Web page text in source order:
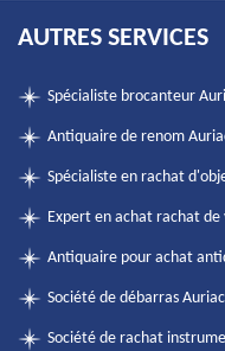
AUTRES SERVICES
Spécialiste brocanteur
Antiquaire de renom
Spécialiste en rachat
Expert en achat rachat
Antiquaire pour achat
Société de débarras
Société de rachat